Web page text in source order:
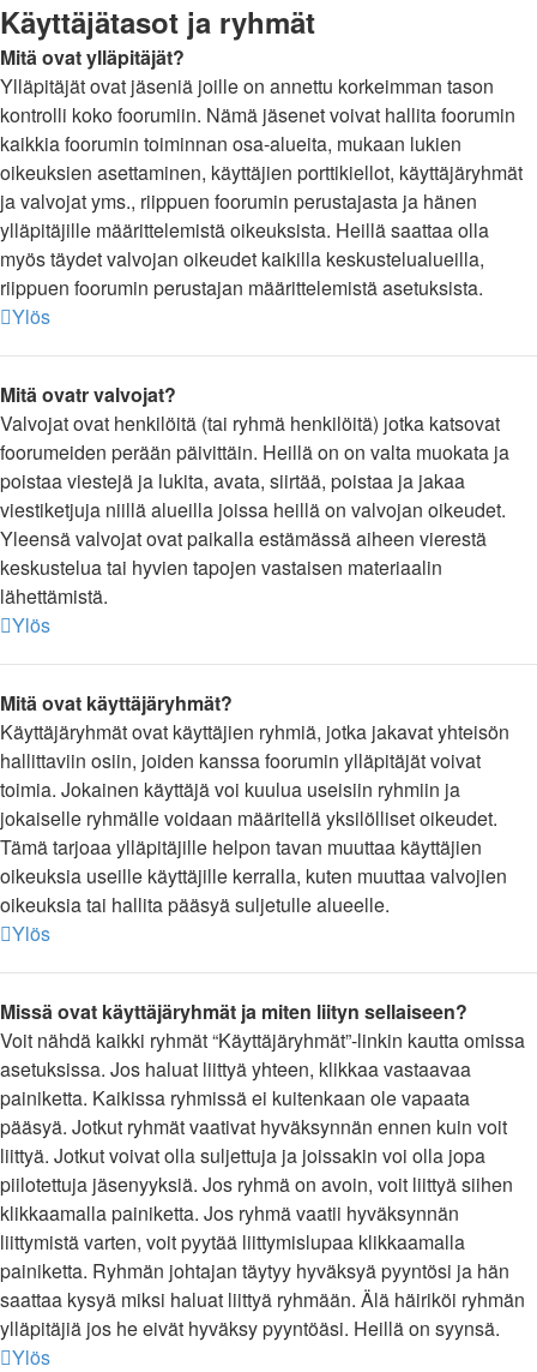
Käyttäjätasot ja ryhmät
Mitä ovat ylläpitäjät?
Ylläpitäjät ovat jäseniä joille on annettu korkeimman tason
kontrolli koko foorumiin. Nämä jäsenet voivat hallita foorumin
kaikkia foorumin toiminnan osa-alueita, mukaan lukien
oikeuksien asettaminen, käyttäjien porttikiellot, käyttäjäryhmät
ja valvojat yms., riippuen foorumin perustajasta ja hänen
ylläpitäjille määrittelemistä oikeuksista. Heillä saattaa olla
myös täydet valvojan oikeudet kaikilla keskustelualueilla,
riippuen foorumin perustajan määrittelemistä asetuksista.
Ylös
Mitä ovatr valvojat?
Valvojat ovat henkilöitä (tai ryhmä henkilöitä) jotka katsovat
foorumeiden perään päivittäin. Heillä on on valta muokata ja
poistaa viestejä ja lukita, avata, siirtää, poistaa ja jakaa
viestiketjuja niillä alueilla joissa heillä on valvojan oikeudet.
Yleensä valvojat ovat paikalla estämässä aiheen vierestä
keskustelua tai hyvien tapojen vastaisen materiaalin
lähettämistä.
Ylös
Mitä ovat käyttäjäryhmät?
Käyttäjäryhmät ovat käyttäjien ryhmiä, jotka jakavat yhteisön
hallittaviin osiin, joiden kanssa foorumin ylläpitäjät voivat
toimia. Jokainen käyttäjä voi kuulua useisiin ryhmiin ja
jokaiselle ryhmälle voidaan määritellä yksilölliset oikeudet.
Tämä tarjoaa ylläpitäjille helpon tavan muuttaa käyttäjien
oikeuksia useille käyttäjille kerralla, kuten muuttaa valvojien
oikeuksia tai hallita pääsyä suljetulle alueelle.
Ylös
Missä ovat käyttäjäryhmät ja miten liityn sellaiseen?
Voit nähdä kaikki ryhmät “Käyttäjäryhmät”-linkin kautta omissa
asetuksissa. Jos haluat liittyä yhteen, klikkaa vastaavaa
painiketta. Kaikissa ryhmissä ei kuitenkaan ole vapaata
pääsyä. Jotkut ryhmät vaativat hyväksynnän ennen kuin voit
liittyä. Jotkut voivat olla suljettuja ja joissakin voi olla jopa
piilotettuja jäsenyyksiä. Jos ryhmä on avoin, voit liittyä siihen
klikkaamalla painiketta. Jos ryhmä vaatii hyväksynnän
liittymistä varten, voit pyytää liittymislupaa klikkaamalla
painiketta. Ryhmän johtajan täytyy hyväksyä pyyntösi ja hän
saattaa kysyä miksi haluat liittyä ryhmään. Älä häiriköi ryhmän
ylläpitäjiä jos he eivät hyväksy pyyntöäsi. Heillä on syynsä.
Ylös